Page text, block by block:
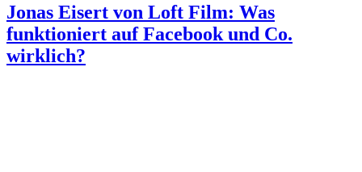
Jonas Eisert von Loft Film: Was
funktioniert auf Facebook und Co.
wirklich?